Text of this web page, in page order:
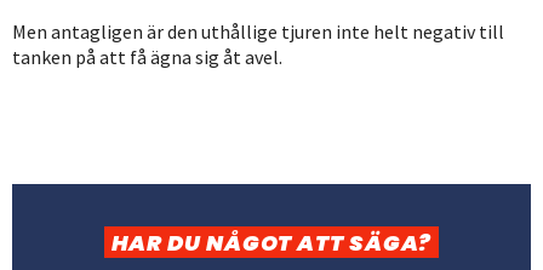
Men antagligen är den uthållige tjuren inte helt negativ till
tanken på att få ägna sig åt avel.
HAR DU NÅGOT ATT SÄGA?